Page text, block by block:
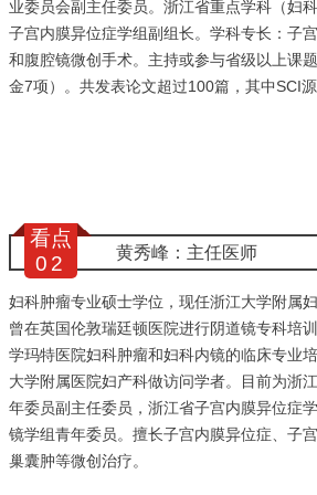
业委员会副主任委员。浙江省重点学科（妇
子宫内膜异位症学组副组长。学科专长：子
和腹腔镜微创手术。主持或参与省级以上课
金7项）。共发表论文超过100篇，其中SCI源
看点
0 2 黄秀峰：主任医师
妇科肿瘤专业硕士学位，现任浙江大学附属
曾在英国伦敦瑞廷顿医院进行阴道镜专科培
学玛特医院妇科肿瘤和妇科内镜的临床专业
大学附属医院妇产科做访问学者。目前为浙
年委员副主任委员，浙江省子宫内膜异位症
镜学组青年委员。擅长子宫内膜异位症、子
巢囊肿等微创治疗。